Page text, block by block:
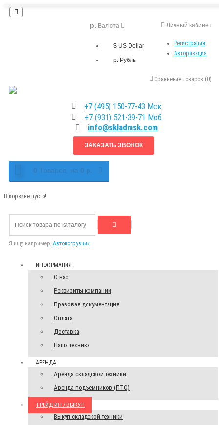
Личный кабинет
Регистрация
Авторизация
р. Валюта
$ US Dollar
р. Рубль
Сравнение товаров (0)
+7 (495) 150-77-43 Мск
+7 (931) 521-39-71 Моб
info@skladmsk.com
ЗАКАЗАТЬ ЗВОНОК
0 Tоваров, на 0 р.
В корзине пусто!
Я ищу, например, Автопогрузчик
ИНФОРМАЦИЯ
О нас
Реквизиты компании
Правовая документация
Оплата
Доставка
Наша техника
АРЕНДА
Аренда складской техники
Аренда подъемников (ПТО)
ТРЕЙД ИН / ВЫКУП
Выкуп складской техники